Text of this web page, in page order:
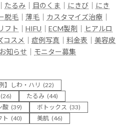
たるみ 目のくま にきび
にき
脱毛 薄毛 カスタマイズ治療
フト
HIFU ECM製剤
ヒアルロ
コスメ 症例写真 料金表
美容皮
知らせ モニター募集
】しわ・ハリ (22)
(26) たるみ (44)
酸 (39) ボトックス (33)
ト (40) 美肌 (46)